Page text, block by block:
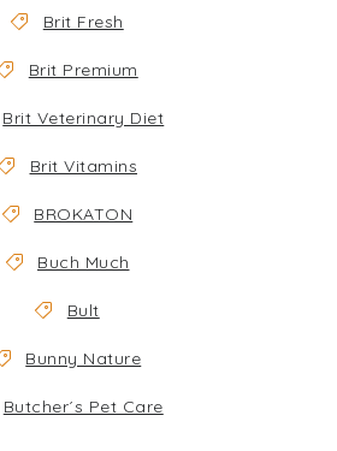
Brit Fresh
Brit Premium
Brit Veterinary Diet
Brit Vitamins
BROKATON
Buch Much
Bult
Bunny Nature
Butcher´s Pet Care